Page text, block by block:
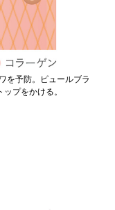
を予防。ピュールブラ
プをかける。